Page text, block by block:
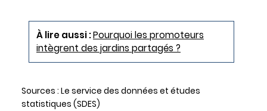
À lire aussi :Pourquoi les promoteurs
intègrent des jardins partagés ?
Sources : Le service des données et études
statistiques (SDES)